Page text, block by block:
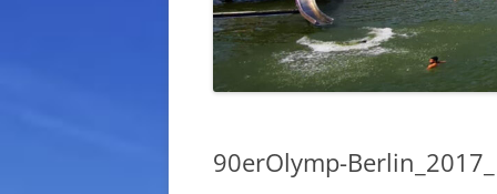
JOB-ANGEBOTE
90erOlymp-